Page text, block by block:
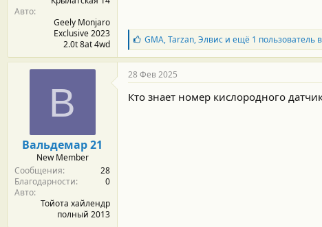
Авто
Geely Monjaro
Exclusive 2023
2.0t 8at 4wd
Б
л
а
г
о
д
а
GMA,Tarzan,Элвиси ещё 1 пользователь
В
Вальдемар 21
New Member
Сообщения
28
Благодарности
0
Авто
Тойота хайлендр
полный 2013
28 Фев 2025
Кто знает номер кислородного